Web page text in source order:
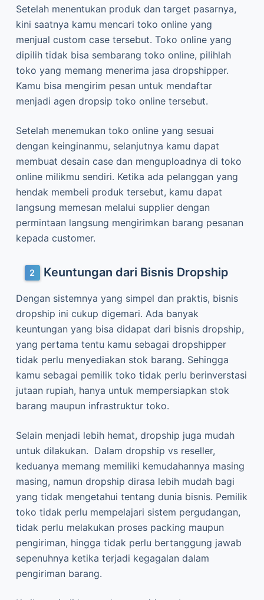
Setelah menentukan produk dan target pasarnya,
kini saatnya kamu mencari toko online yang
menjual custom case tersebut. Toko online yang
dipilih tidak bisa sembarang toko online, pilihlah
toko yang memang menerima jasa dropshipper.
Kamu bisa mengirim pesan untuk mendaftar
menjadi agen dropsip toko online tersebut.
Setelah menemukan toko online yang sesuai
dengan keinginanmu, selanjutnya kamu dapat
membuat desain case dan menguploadnya di toko
online milikmu sendiri. Ketika ada pelanggan yang
hendak membeli produk tersebut, kamu dapat
langsung memesan melalui supplier dengan
permintaan langsung mengirimkan barang pesanan
kepada customer.
Keuntungan dari Bisnis Dropship
Dengan sistemnya yang simpel dan praktis, bisnis
dropship ini cukup digemari. Ada banyak
keuntungan yang bisa didapat dari bisnis dropship,
yang pertama tentu kamu sebagai dropshipper
tidak perlu menyediakan stok barang. Sehingga
kamu sebagai pemilik toko tidak perlu berinverstasi
jutaan rupiah, hanya untuk mempersiapkan stok
barang maupun infrastruktur toko.
Selain menjadi lebih hemat, dropship juga mudah
untuk dilakukan. Dalam dropship vs reseller,
keduanya memang memiliki kemudahannya masing
masing, namun dropship dirasa lebih mudah bagi
yang tidak mengetahui tentang dunia bisnis. Pemilik
toko tidak perlu mempelajari sistem pergudangan,
tidak perlu melakukan proses packing maupun
pengiriman, hingga tidak perlu bertanggung jawab
sepenuhnya ketika terjadi kegagalan dalam
pengiriman barang.